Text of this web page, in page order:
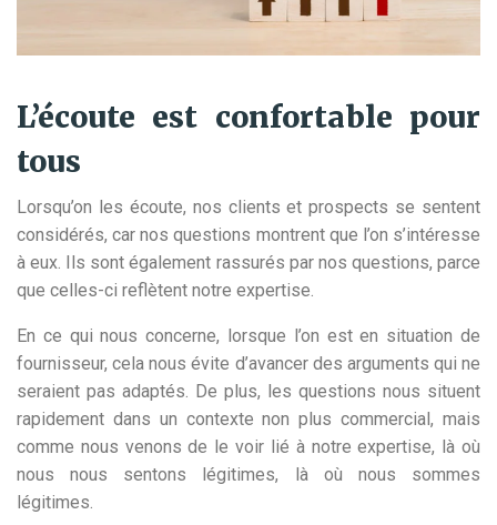
L’écoute est confortable pour
tous
Lorsqu’on les écoute, nos clients et prospects se sentent
considérés, car nos questions montrent que l’on s’intéresse
à eux. Ils sont également rassurés par nos questions, parce
que celles-ci reflètent notre expertise.
En ce qui nous concerne, lorsque l’on est en situation de
fournisseur, cela nous évite d’avancer des arguments qui ne
seraient pas adaptés. De plus, les questions nous situent
rapidement dans un contexte non plus commercial, mais
comme nous venons de le voir lié à notre expertise, là où
nous nous sentons légitimes, là où nous sommes
légitimes.